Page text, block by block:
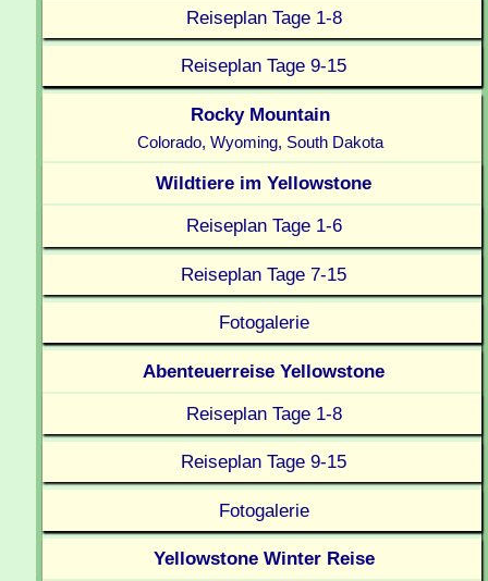
Reiseplan Tage 1-8
Reiseplan Tage 9-15
Rocky Mountain
Colorado, Wyoming, South Dakota
Wildtiere im Yellowstone
Reiseplan Tage 1-6
Reiseplan Tage 7-15
Fotogalerie
Abenteuerreise Yellowstone
Reiseplan Tage 1-8
Reiseplan Tage 9-15
Fotogalerie
Yellowstone Winter Reise